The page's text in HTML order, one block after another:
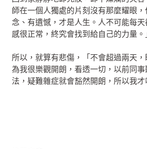
師在一個人獨處的片刻沒有那麼耀眼
念、有遺憾，才是人生。人不可能每
感很正常，終究會找到給自己的力量。
所以，就算有悲傷，「不會超過兩天，
為我很樂觀開朗，看透一切，以前同
法，疑難雜症就會豁然開朗，所以我才